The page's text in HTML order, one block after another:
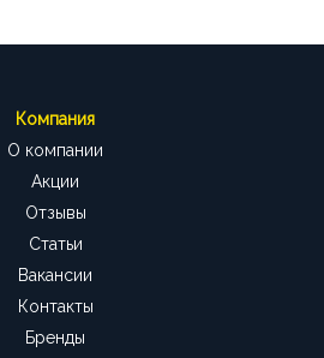
Компания
О компании
Акции
Отзывы
Статьи
Вакансии
Контакты
Бренды